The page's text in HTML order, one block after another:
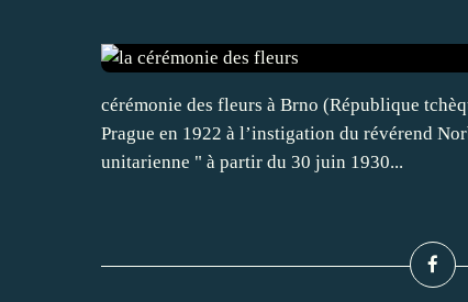
cérémonie des fleurs à Brno (République
Prague en 1922 à l’instigation du révérend
unitarienne " à partir du 30 juin 1930...